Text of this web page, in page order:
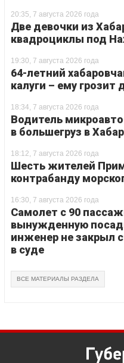
20:35, 7 августа 2026 года
Две девочки из
квадроциклы под
19:30, 7 августа 2026 года
64-летний
калуги – ему грозит
18:34, 7 августа 2026 года
Водитель
в большегруз в
18:12, 7 августа 2026 года
Шесть жителей
контрабанду
16:30, 7 августа 2026 года
Самолет с 90
вынужденную
инженер не закрыл
в суде
ВСЕ МАТЕРИАЛЫ РАЗДЕЛА